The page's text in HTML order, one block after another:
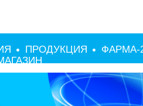
ПРОДУКЦИЯ
ФАРМА-